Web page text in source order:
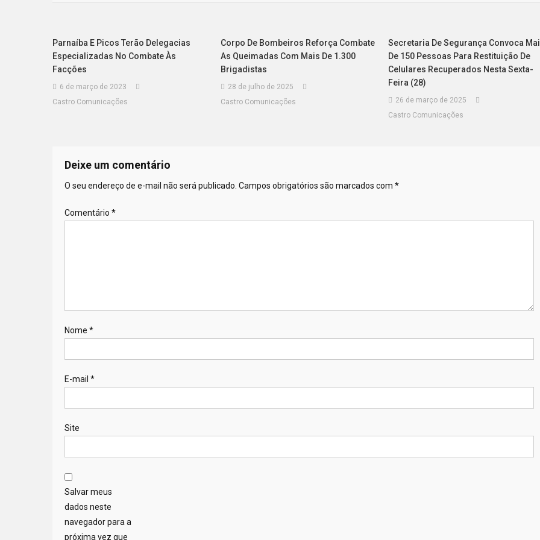
Parnaíba E Picos Terão Delegacias
Especializadas No Combate Às
Facções
6 de março de 2023
Castro Comunicações
Corpo De Bombeiros Reforça Combate
As Queimadas Com Mais De 1.300
Brigadistas
28 de julho de 2025
Castro Comunicações
Secretaria De Segurança Convoca
De 150 Pessoas Para Restituição De
Celulares Recuperados Nesta Sexta-
Feira (28)
26 de março de 2025
Castro Comunicações
Deixe um comentário
O seu endereço de e-mail não será publicado. Campos obrigatórios são marcados com *
Comentário *
Nome *
E-mail *
Site
Salvar meus
dados neste
navegador para a
próxima vez que